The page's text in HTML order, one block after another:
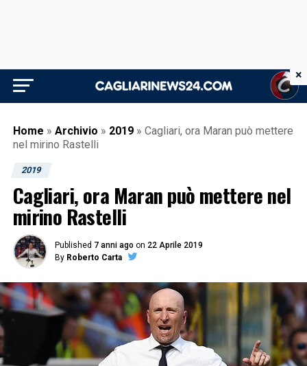
Home » Archivio » 2019 » Cagliari, ora Maran può mettere
nel mirino Rastelli
2019
Cagliari, ora Maran può mettere nel
mirino Rastelli
Published 7 anni ago on 22 Aprile 2019
By Roberto Carta
×